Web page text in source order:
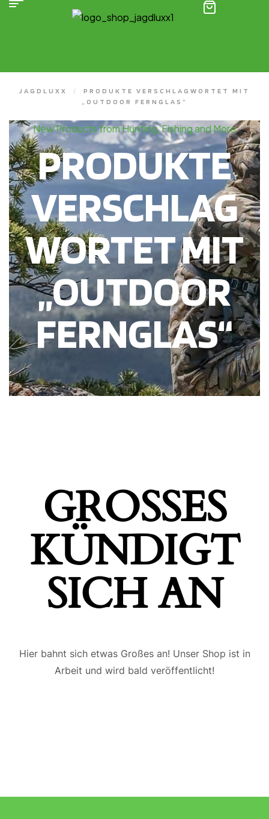
JAGDLUXX /
PRODUKTE VERSCHLAGWORTET MIT
„OUTDOOR FERNGLAS“
New Products from Hunting, Fishing and More
PRODUKTE
VERSCHLAG
WORTET MIT
„OUTDOOR
FERNGLAS“
GROSSES K
ÜNDIGT S
ICH AN
Hier bahnt sich etwas Großes an! Unser Shop ist in
Arbeit und wird bald veröffentlicht!